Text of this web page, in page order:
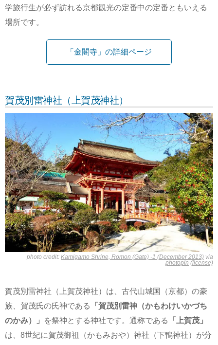
学旅行生が必ず訪れる京都観光の定番中の定番ともいえる
場所です。
「金閣寺」の詳細ページ
賀茂別雷神社（上賀茂神社）
photo credit: Kamigamo Shrine, Romon (Gate) -1 (December 2013) via
photopin (license)
賀茂別雷神社（上賀茂神社）は、古代山城国（京都）の豪
族、賀茂氏の氏神である
「賀茂別雷神（かもわけいかづち
のかみ）」
を祭神とする神社です。通称である
「上賀茂」
は、8世紀に賀茂御祖（かもみおや）神社（下鴨神社）が分